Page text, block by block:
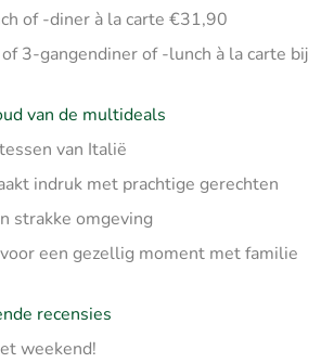
of -diner à la carte €31,90
3-gangendiner of -lunch à la carte bij
van de multideals
van Italië
indruk met prachtige gerechten
strakke omgeving
een gezellig moment met familie
recensies
weekend!